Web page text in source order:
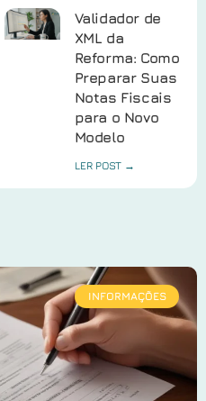
Validador de
XML da
Reforma: Como
Preparar Suas
Notas Fiscais
para o Novo
Modelo
LER POST →
INFORMAÇÕES